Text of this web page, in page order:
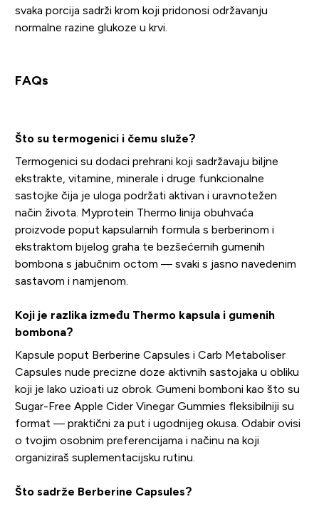
svaka porcija sadrži krom koji pridonosi održavanju
normalne razine glukoze u krvi.
FAQs
Što su termogenici i čemu služe?
Termogenici su dodaci prehrani koji sadržavaju biljne
ekstrakte, vitamine, minerale i druge funkcionalne
sastojke čija je uloga podržati aktivan i uravnotežen
način života. Myprotein Thermo linija obuhvaća
proizvode poput kapsularnih formula s berberinom i
ekstraktom bijelog graha te bezšećernih gumenih
bombona s jabučnim octom — svaki s jasno navedenim
sastavom i namjenom.
Koji je razlika između Thermo kapsula i gumenih
bombona?
Kapsule poput Berberine Capsules i Carb Metaboliser
Capsules nude precizne doze aktivnih sastojaka u obliku
koji je lako uzioati uz obrok. Gumeni bomboni kao što su
Sugar-Free Apple Cider Vinegar Gummies fleksibilniji su
format — praktični za put i ugodnijeg okusa. Odabir ovisi
o tvojim osobnim preferencijama i načinu na koji
organiziraš suplementacijsku rutinu.
Što sadrže Berberine Capsules?